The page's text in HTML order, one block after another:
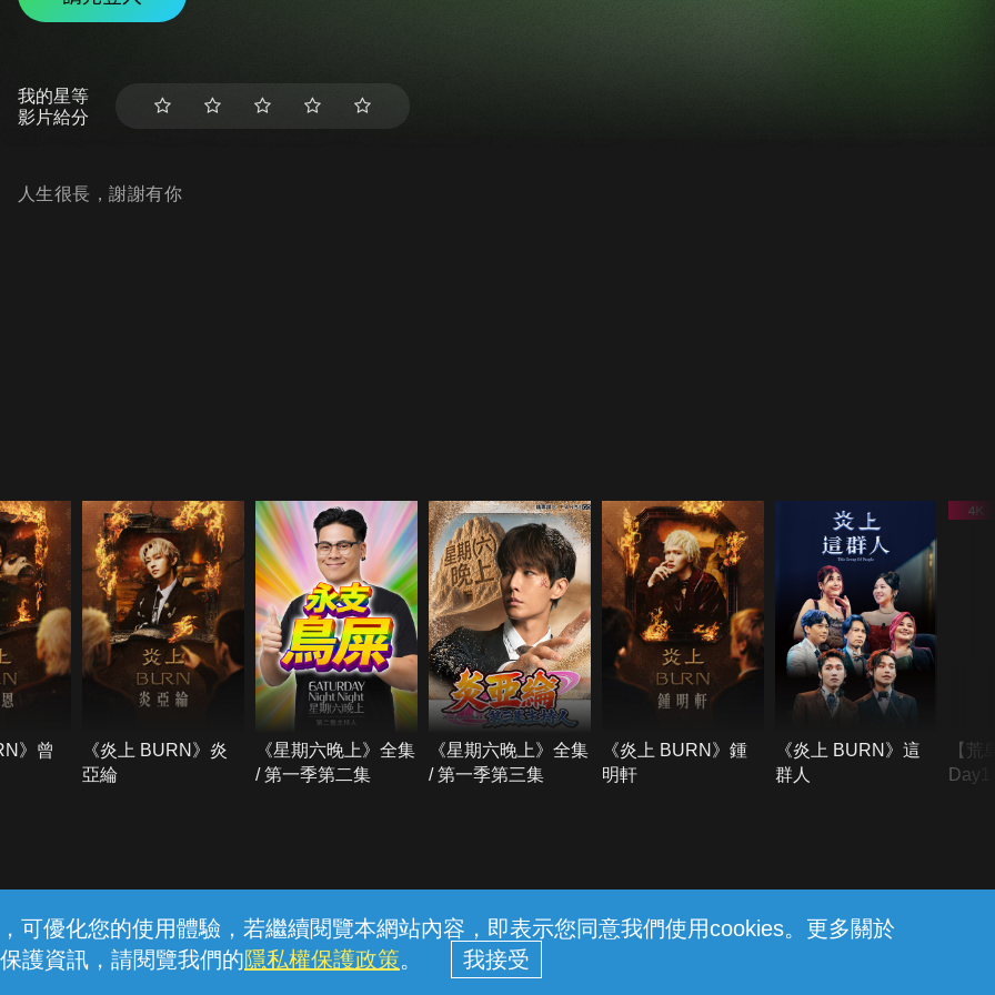
可優化您的使用體驗，若繼續閱覽本網站內容，即表示您同意我們使用cookies。更多關於
護資訊，請閱覽我們的隱私權保護政策。
我的星等
影片給分
人生很長，謝謝有你
》曾
《炎上 BURN》炎
亞綸
《星期六晚上》全集
/ 第一季第二集
《星期六晚上》全集
/ 第一季第三集
《炎上 BURN》鍾
明軒
《炎上 BURN》這
群人
【荒
線上客服 服務條款 隱私權保護
中華電信股份有限公司個人家庭分公司 (統一編號：96979949) © 2026